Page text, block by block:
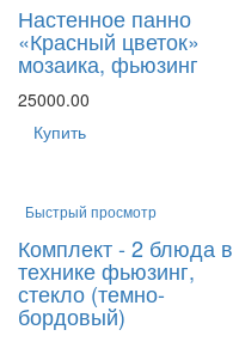
Настенное панно
«Красный цветок»
мозаика, фьюзинг
25000.00
Купить
Быстрый просмотр
Комплект - 2 блюда в
технике фьюзинг,
стекло (темно-
бордовый)